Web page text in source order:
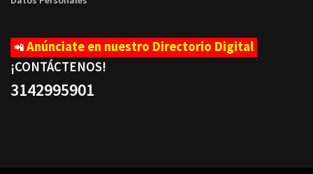
📲 Anúnciate en nuestro Directorio Digital
¡CONTÁCTENOS!
3142995901